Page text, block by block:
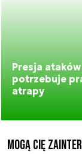
Presja
potrzebuje
atrapy
Mogą Cię